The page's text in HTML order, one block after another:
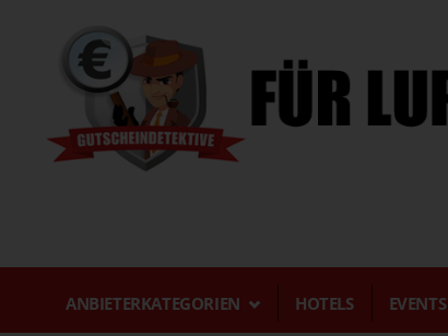
ANBIETERKATEGORIEN HOTELS EVENTS